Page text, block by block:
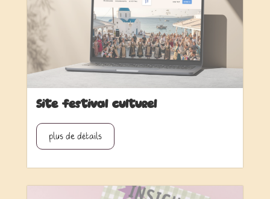
Site festival culturel
plus de détails